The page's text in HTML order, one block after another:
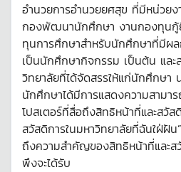
อำนวยการอำนวยยศสุข ที่มีหน่วย
กองพัฒนานักศึกษา งานกองทุนกู้
ทุนการศึกษาสำหรับนักศึกษาที่มีผล
เป็นนักศึกษากิจกรรม เป็นต้น แล
วิทยาลัยที่ได้จัดสรรให้แก่นักศึกษา
นักศึกษาได้มีการแสดงความสามา
โปสเตอร์ที่สื่อถึงสิทธิหน้าที่และสวั
สวัสดิการในมหาวิทยาลัยที่ฉันใฝ่ฝั
ถึงความสำคัญของสิทธิหน้าที่และส
พึงจะได้รับ